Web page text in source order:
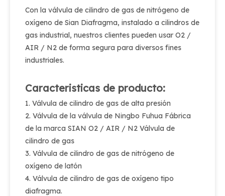
Con la válvula de cilindro de gas de nitrógeno de
oxígeno de Sian Diafragma, instalado a cilindros de
gas industrial, nuestros clientes pueden usar O2 /
AIR / N2 de forma segura para diversos fines
industriales.
Caracteristicas de producto:
1. Válvula de cilindro de gas de alta presión
2. Válvula de la válvula de Ningbo Fuhua Fábrica
de la marca SIAN O2 / AIR / N2 Válvula de
cilindro de gas
3. Válvula de cilindro de gas de nitrógeno de
oxígeno de latón
4. Válvula de cilindro de gas de oxígeno tipo
diafragma.